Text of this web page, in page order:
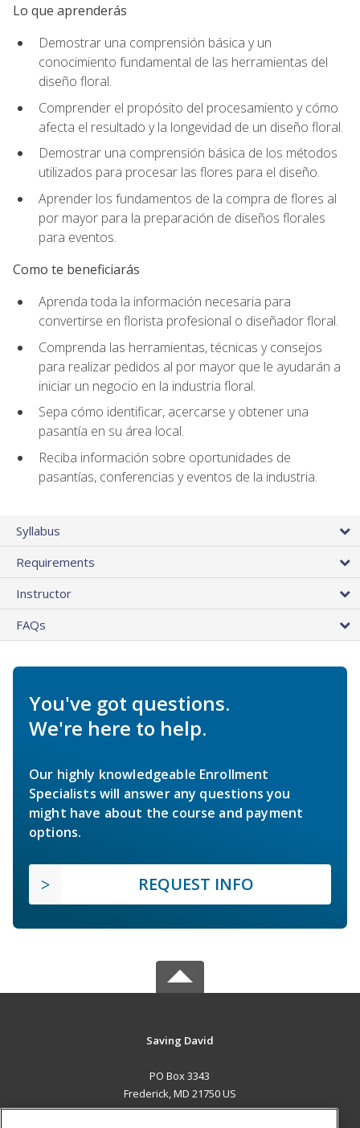
Lo que aprenderás
Demostrar una comprensión básica y un
conocimiento fundamental de las herramientas del
diseño floral.
Comprender el propósito del procesamiento y cómo
afecta el resultado y la longevidad de un diseño floral.
Demostrar una comprensión básica de los métodos
utilizados para procesar las flores para el diseño.
Aprender los fundamentos de la compra de flores al
por mayor para la preparación de diseños florales
para eventos.
Como te beneficiarás
Aprenda toda la información necesaria para
convertirse en florista profesional o diseñador floral.
Comprenda las herramientas, técnicas y consejos
para realizar pedidos al por mayor que le ayudarán a
iniciar un negocio en la industria floral.
Sepa cómo identificar, acercarse y obtener una
pasantía en su área local.
Reciba información sobre oportunidades de
pasantías, conferencias y eventos de la industria.
Syllabus
Requirements
Instructor
FAQs
You've got questions.
We're here to help.
Our highly knowledgeable Enrollment
Specialists will answer any questions you
might have about the course and payment
options.
REQUEST INFO
Saving David
PO Box 3343
Frederick, MD 21750 US